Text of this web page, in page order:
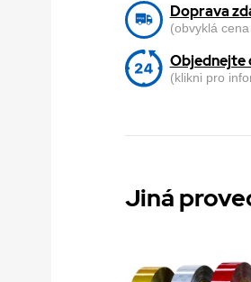
Doprava
(obvyklá
Objednejte
(klikni pro
Jiná